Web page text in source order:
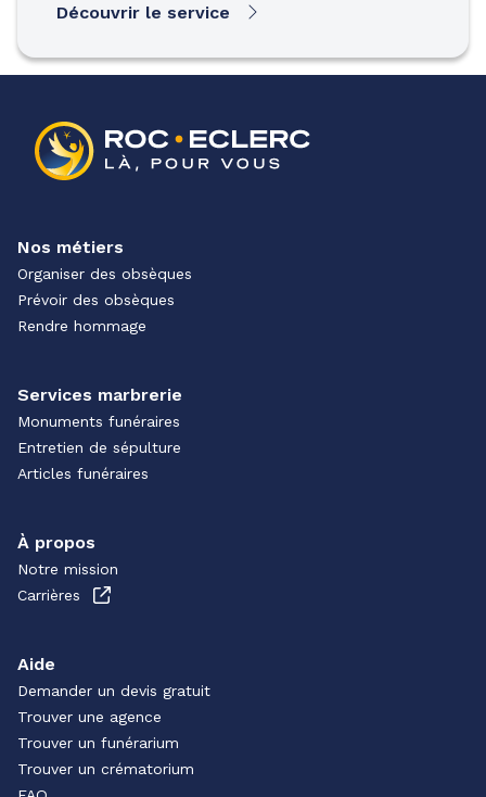
Découvrir le service
Nos métiers
Organiser des obsèques
Prévoir des obsèques
Rendre hommage
Services marbrerie
Monuments funéraires
Entretien de sépulture
Articles funéraires
À propos
Notre mission
Carrières
Aide
Demander un devis gratuit
Trouver une agence
Trouver un funérarium
Trouver un crématorium